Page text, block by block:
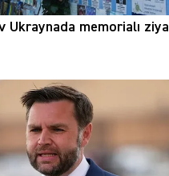
Ukraynada memorialı